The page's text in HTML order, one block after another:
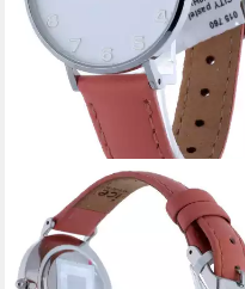
ICE-WATCH
Quarzuhr
89,00 € UVP
-25%